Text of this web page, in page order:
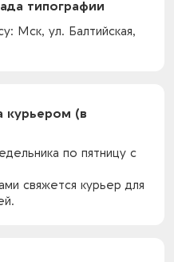
типографии
Мск, ул. Балтийская,
курьером (в
по пятницу с
свяжется курьер для